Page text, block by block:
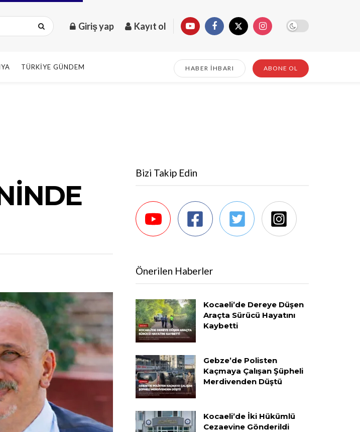
Giriş yap Kayıt ol
TÜRKIYE GÜNDEM HABER İHBARI ABONE OL
Bizi Takip Edin
Önerilen Haberler
Kocaeli’de Dereye Düşen
Araçta Sürücü Hayatını
Kaybetti
Gebze’de Polisten
Kaçmaya Çalışan Şüpheli
Merdivenden Düştü
Kocaeli’de İki Hükümlü
Cezaevine Gönderildi